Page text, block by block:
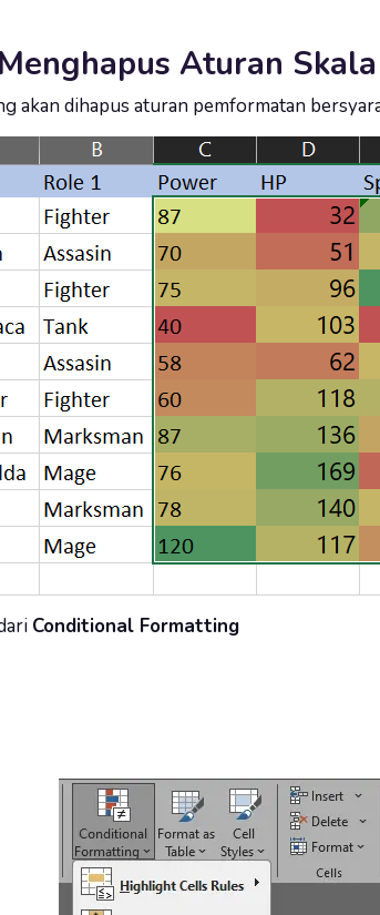
Aturan
akan dihapus aturan pemformatan
Conditional Formatting